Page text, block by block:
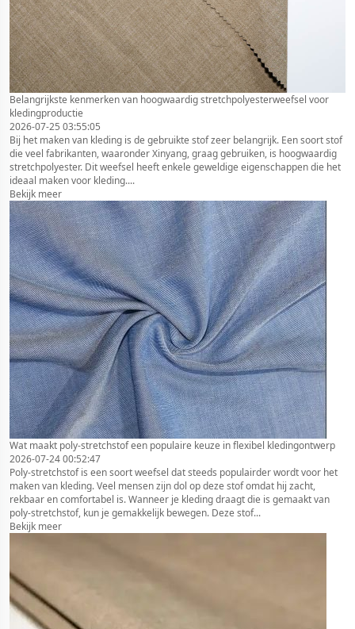
Belangrijkste kenmerken van hoogwaardig stretchpolyesterweefsel voor
kledingproductie
2026-07-25 03:55:05
Bij het maken van kleding is de gebruikte stof zeer belangrijk. Een soort stof
die veel fabrikanten, waaronder Xinyang, graag gebruiken, is hoogwaardig
stretchpolyester. Dit weefsel heeft enkele geweldige eigenschappen die het
ideaal maken voor kleding....
Bekijk meer
Wat maakt poly-stretchstof een populaire keuze in flexibel kledingontwerp
2026-07-24 00:52:47
Poly-stretchstof is een soort weefsel dat steeds populairder wordt voor het
maken van kleding. Veel mensen zijn dol op deze stof omdat hij zacht,
rekbaar en comfortabel is. Wanneer je kleding draagt die is gemaakt van
poly-stretchstof, kun je gemakkelijk bewegen. Deze stof...
Bekijk meer